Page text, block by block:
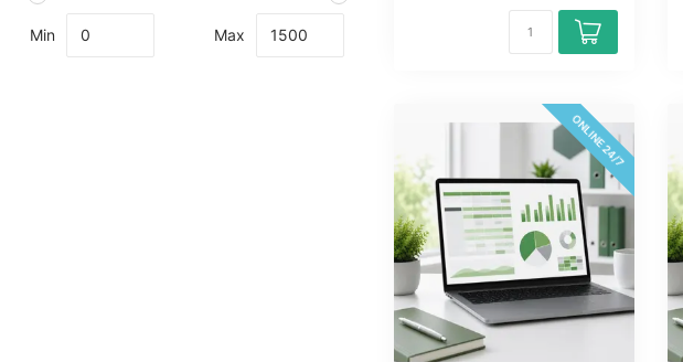
Min Max
ONLINE 24/7